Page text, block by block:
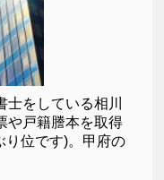
をしている相川
や戸籍謄本を取得
り位です)。甲府の